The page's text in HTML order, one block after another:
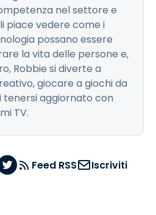
nel settore e
piace vedere come i
possano essere
la vita delle persone e,
Robbie si diverte a
giocare a giochi da
aggiornato con
TV.
Feed RSS Iscriviti